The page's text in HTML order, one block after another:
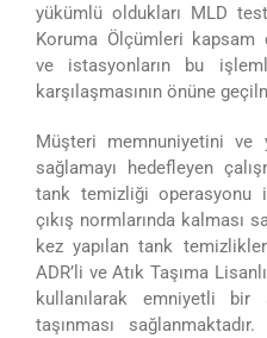
yükümlü oldukları MLD
Koruma Ölçümleri kapsam
ve istasyonların bu
karşılaşmasının önüne
Müşteri memnuniyetini ve
sağlamayı hedefleyen
tank temizliği operasyonu
çıkış normlarında kalması
kez yapılan tank
ADR’li ve Atık Taşıma
kullanılarak emniyetli
taşınması